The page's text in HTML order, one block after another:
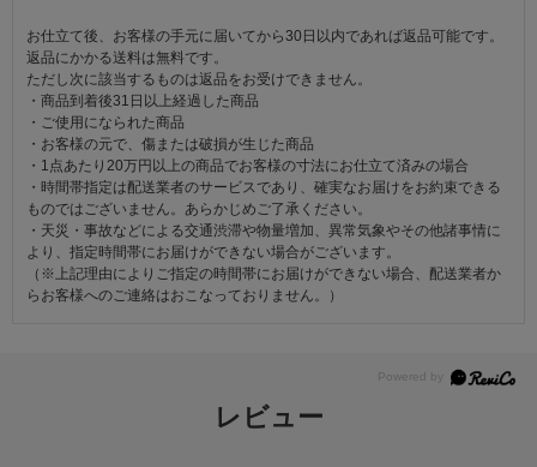
お仕立て後、お客様の手元に届いてから30日以内であれば返品可能です。
返品にかかる送料は無料です。
ただし次に該当するものは返品をお受けできません。
・商品到着後31日以上経過した商品
・ご使用になられた商品
・お客様の元で、傷または破損が生じた商品
・1点あたり20万円以上の商品でお客様の寸法にお仕立て済みの場合
・時間帯指定は配送業者のサービスであり、確実なお届けをお約束できる
ものではございません。あらかじめご了承ください。
・天災・事故などによる交通渋滞や物量増加、異常気象やその他諸事情に
より、指定時間帯にお届けができない場合がございます。
（※上記理由によりご指定の時間帯にお届けができない場合、配送業者か
らお客様へのご連絡はおこなっておりません。）
レビュー